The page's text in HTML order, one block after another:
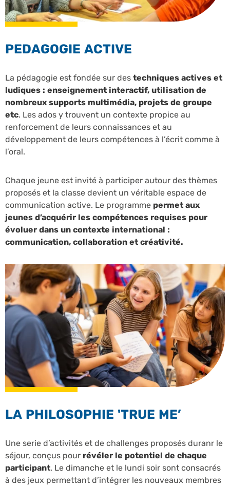
PEDAGOGIE ACTIVE
La pédagogie est fondée sur des techniques actives et
ludiques : enseignement interactif, utilisation de
nombreux supports multimédia, projets de groupe
etc. Les ados y trouvent un contexte propice au
renforcement de leurs connaissances et au
développement de leurs compétences à l’écrit comme à
l’oral.
Chaque jeune est invité à participer autour des thèmes
proposés et la classe devient un véritable espace de
communication active. Le programme permet aux
jeunes d’acquérir les compétences requises pour
évoluer dans un contexte international :
communication, collaboration et créativité.
LA PHILOSOPHIE 'TRUE ME’
Une serie d’activités et de challenges proposés duranr le
séjour, conçus pour révéler le potentiel de chaque
participant. Le dimanche et le lundi soir sont consacrés
à des jeux permettant d’intégrer les nouveaux membres